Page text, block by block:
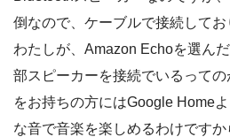
倒なので、ケーブルで接続してお
わたしが、Amazon Echoを選ん
部スピーカーを接続でいるって
をお持ちの方にはGoogle Home
な音で音楽を楽しめるわけです